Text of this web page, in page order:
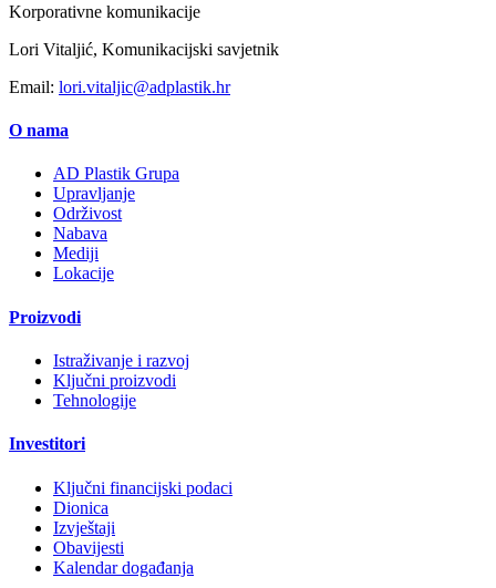
Korporativne komunikacije
Lori Vitaljić, Komunikacijski savjetnik
Email: lori.vitaljic@adplastik.hr
O nama
AD Plastik Grupa
Upravljanje
Održivost
Nabava
Mediji
Lokacije
Proizvodi
Istraživanje i razvoj
Ključni proizvodi
Tehnologije
Investitori
Ključni financijski podaci
Dionica
Izvještaji
Obavijesti
Kalendar događanja